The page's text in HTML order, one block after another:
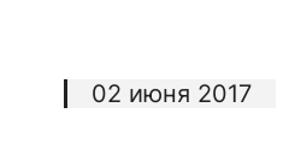
02 июня 2017